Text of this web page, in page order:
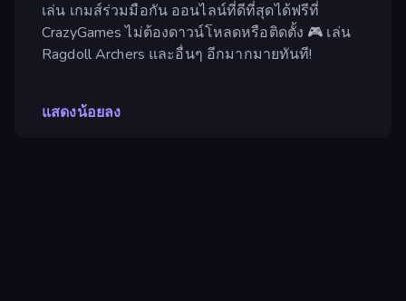
เล่น เกมส์ร่วมมือกัน ออนไลน์ที่ดีที่สุดได้ฟรีที่
CrazyGames ไม่ต้องดาวน์โหลดหรือติดตั้ง 🎮 เล่น
Ragdoll Archers และอื่นๆ อีกมากมายทันที!
แสดงน้อยลง